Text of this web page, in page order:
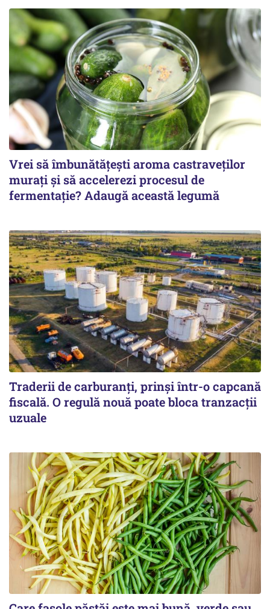
Vrei să îmbunătățești aroma castraveților
murați și să accelerezi procesul de
fermentație? Adaugă această legumă
Traderii de carburanți, prinși într-o capcană
fiscală. O regulă nouă poate bloca tranzacții
uzuale